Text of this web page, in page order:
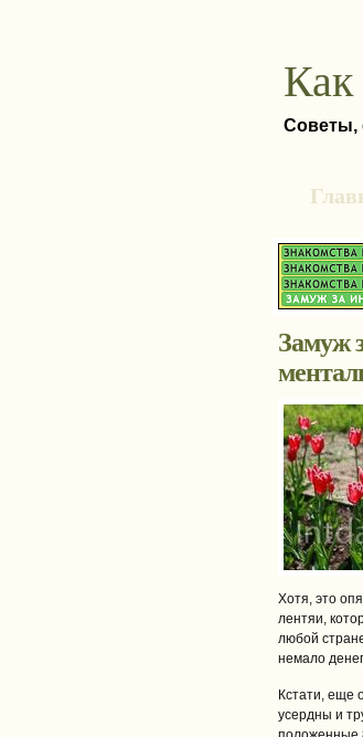
Как
Советы,
Замуж
Хотя, это
лентяи,
любой
немало
Кстати, еще
усердны и